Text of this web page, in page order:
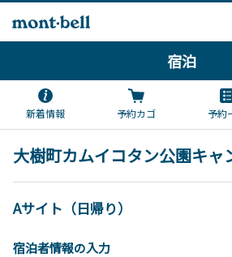
宿泊
新着情報 予約カゴ 予約
大樹町カムイコタン公園キャ
Aサイト（日帰り）
宿泊者情報の入力